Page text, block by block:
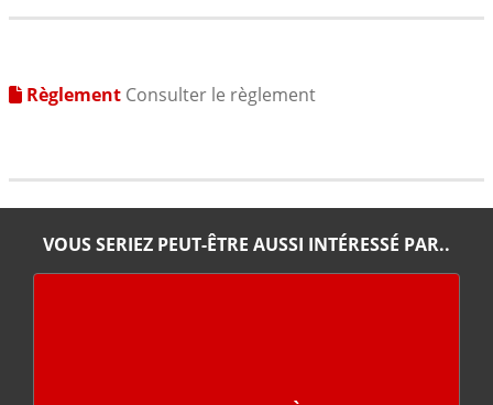
Règlement Consulter le règlement
VOUS SERIEZ PEUT-ÊTRE AUSSI INTÉRESSÉ PAR..